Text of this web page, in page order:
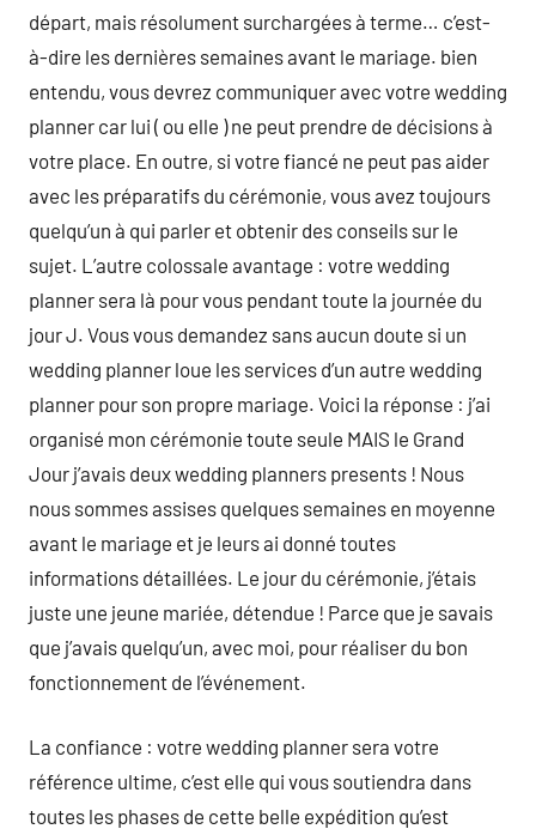
départ, mais résolument surchargées à terme… c’est-
à-dire les dernières semaines avant le mariage. bien
entendu, vous devrez communiquer avec votre wedding
planner car lui ( ou elle ) ne peut prendre de décisions à
votre place. En outre, si votre fiancé ne peut pas aider
avec les préparatifs du cérémonie, vous avez toujours
quelqu’un à qui parler et obtenir des conseils sur le
sujet. L’autre colossale avantage : votre wedding
planner sera là pour vous pendant toute la journée du
jour J. Vous vous demandez sans aucun doute si un
wedding planner loue les services d’un autre wedding
planner pour son propre mariage. Voici la réponse : j’ai
organisé mon cérémonie toute seule MAIS le Grand
Jour j’avais deux wedding planners presents ! Nous
nous sommes assises quelques semaines en moyenne
avant le mariage et je leurs ai donné toutes
informations détaillées. Le jour du cérémonie, j’étais
juste une jeune mariée, détendue ! Parce que je savais
que j’avais quelqu’un, avec moi, pour réaliser du bon
fonctionnement de l’événement.
La confiance : votre wedding planner sera votre
référence ultime, c’est elle qui vous soutiendra dans
toutes les phases de cette belle expédition qu’est